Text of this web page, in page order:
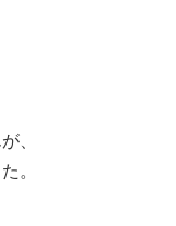
、
。